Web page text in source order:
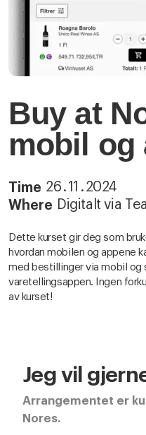
Buy at
mobil og
Time 26 . 11 . 2024
Where Digitalt via
Dette kurset gir deg som
hvordan mobilen og appene
med bestillinger via mobil og
varetellingsappen. Ingen
av kurset!
Jeg vil
Arrangementet er
Nores.